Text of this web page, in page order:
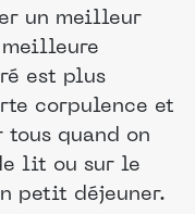
un meilleur
meilleure
est plus
corpulence et
quand on
lit ou sur le
petit déjeuner.